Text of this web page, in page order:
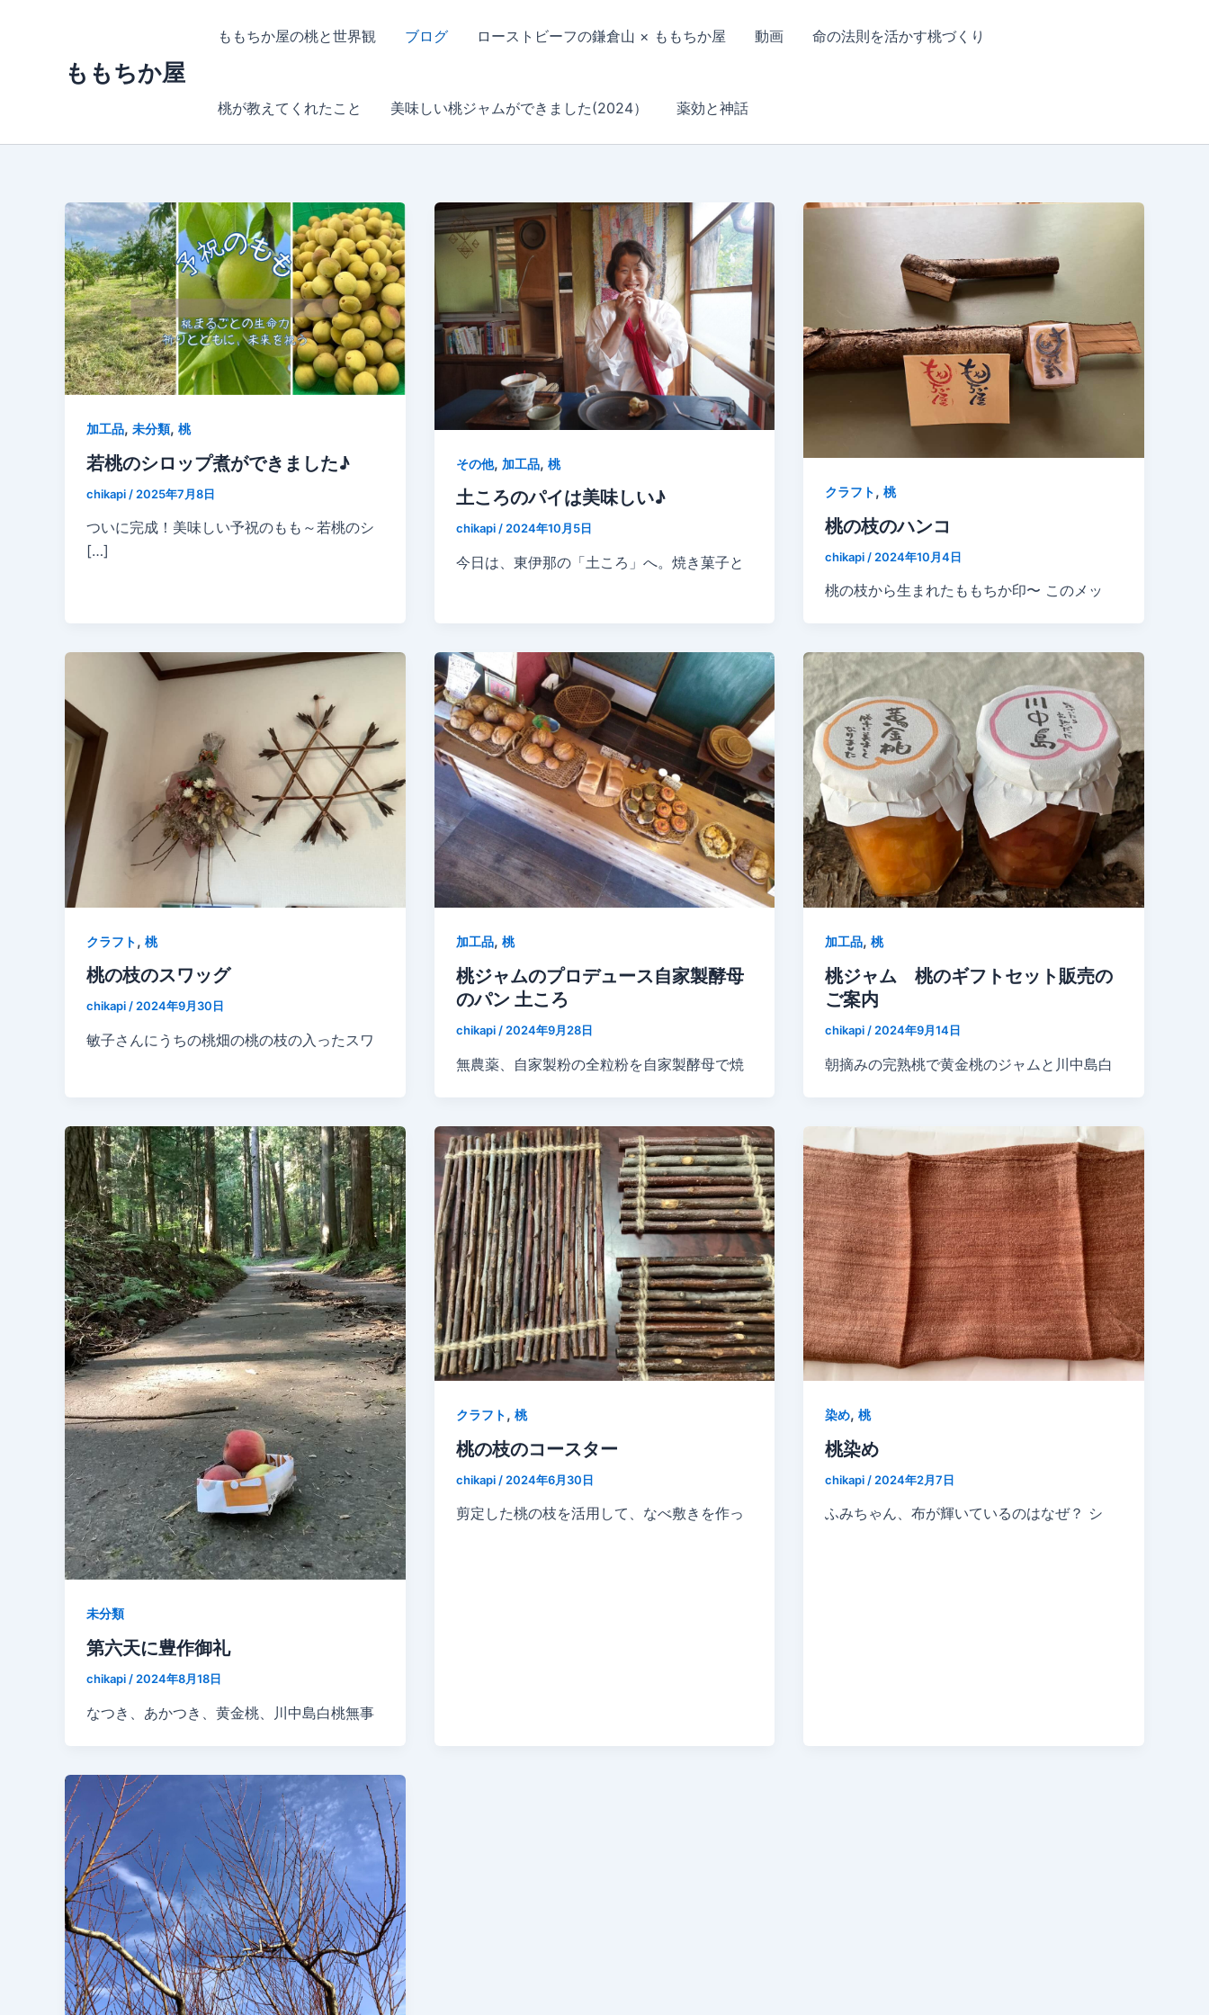
ももちか屋
ももちか屋の桃と世界観 ブログ ローストビーフの鎌倉山 × ももちか屋 動画 命の法則を活かす桃づくり
桃が教えてくれたこと 美味しい桃ジャムができました(2024） 薬効と神話
加工品, 未分類, 桃
若桃のシロップ煮ができました♪
chikapi / 2025年7月8日
ついに完成！美味しい予祝のもも～若桃のシ
[…]
その他, 加工品, 桃
土ころのパイは美味しい♪
chikapi/2024年10月5日
今日は、東伊那の「土ころ」へ。焼き菓子と
クラフト,桃
桃の枝のハンコ
chikapi / 2024年10月4日
桃の枝から生まれたももちか印〜 このメッ
クラフト, 桃
桃の枝のスワッグ
chikapi/2024年9月30日
敏子さんにうちの桃畑の桃の枝の入ったスワ
加工品, 桃
桃ジャムのプロデュース自家製酵母
のパン 土ころ
chikapi / 2024年9月28日
無農薬、自家製粉の全粒粉を自家製酵母で焼
加工品,桃
桃ジャム 桃のギフトセット販売の
ご案内
chikapi / 2024年9月14日
朝摘みの完熟桃で黄金桃のジャムと川中島白
未分類
第六天に豊作御礼
chikapi / 2024年8月18日
なつき、あかつき、黄金桃、川中島白桃無事
クラフト, 桃
桃の枝のコースター
chikapi / 2024年6月30日
剪定した桃の枝を活用して、なべ敷きを作っ
染め,桃
桃染め
chikapi / 2024年2月7日
ふみちゃん、布が輝いているのはなぜ？ シ